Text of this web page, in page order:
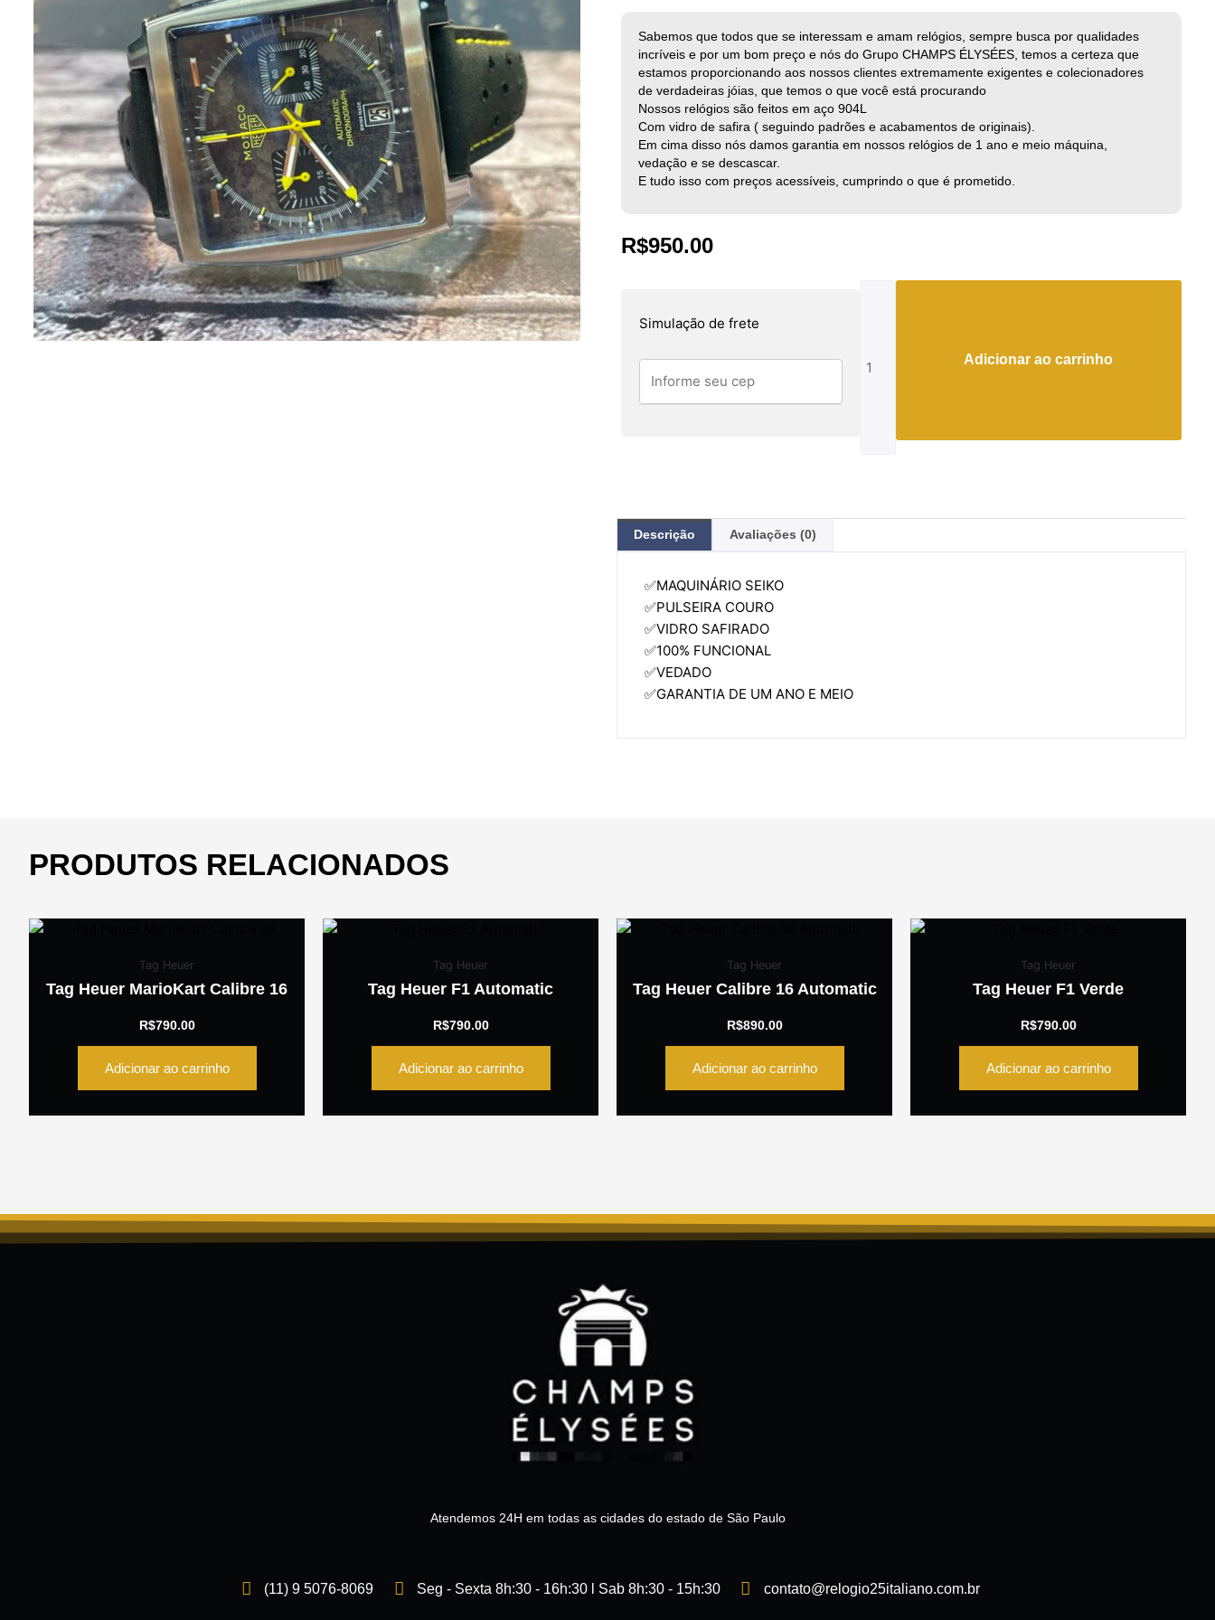
Sabemos que todos que se interessam e amam relógios, sempre busca por qualidades
incríveis e por um bom preço e nós do Grupo CHAMPS ÉLYSÉES, temos a certeza que
estamos proporcionando aos nossos clientes extremamente exigentes e colecionadores
de verdadeiras jóias, que temos o que você está procurando
Nossos relógios são feitos em aço 904L
Com vidro de safira ( seguindo padrões e acabamentos de originais).
Em cima disso nós damos garantia em nossos relógios de 1 ano e meio máquina,
vedação e se descascar.
E tudo isso com preços acessíveis, cumprindo o que é prometido.
R$950.00
Simulação de frete
Adicionar ao carrinho
Descrição Avaliações (0)
✅MAQUINÁRIO SEIKO
✅PULSEIRA COURO
✅VIDRO SAFIRADO
✅100% FUNCIONAL
✅VEDADO
✅GARANTIA DE UM ANO E MEIO
PRODUTOS RELACIONADOS
Tag Heuer
Tag Heuer MarioKart Calibre 16
R$790.00
Adicionar ao carrinho
Tag Heuer
Tag Heuer F1 Automatic
R$790.00
Adicionar ao carrinho
Tag Heuer
Tag Heuer Calibre 16 Automatic
R$890.00
Adicionar ao carrinho
Tag Heuer
Tag Heuer F1 Verde
R$790.00
Adicionar ao carrinho
Atendemos 24H em todas as cidades do estado de São Paulo
(11) 9 5076-8069 Seg - Sexta 8h:30 - 16h:30 l Sab 8h:30 - 15h:30 contato@relogio25italiano.com.br